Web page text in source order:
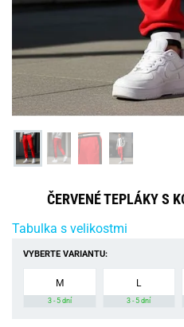
ČERVENÉ TEPLÁKY S
Tabulka s velikostmi
VYBERTE VARIANTU:
M
3 - 5 dní
L
3 - 5 dní